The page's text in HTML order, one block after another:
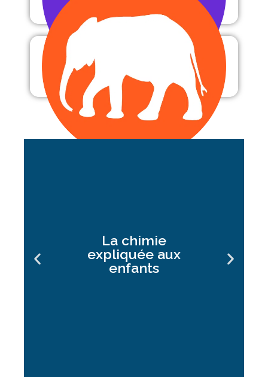
La chimie
expliquée aux
enfants